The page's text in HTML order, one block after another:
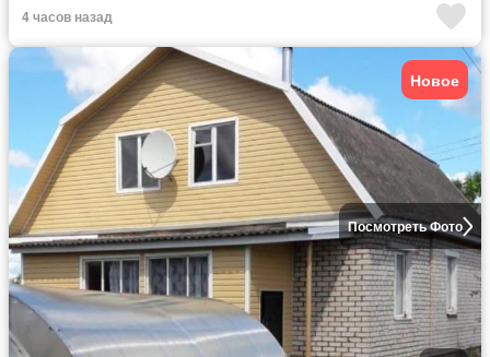
4 часов назад
Посмотреть Фото
Новое